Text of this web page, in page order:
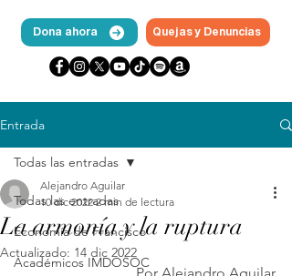
Dona ahora Quejas y Denuncias
Entrada
Todas las entradas
Economía de Francisco
Académicos IMDOSOC
Todas las entradas
La armonía y la ruptura
Alejandro Aguilar
10 dic 2022 2 min de lectura
Actualizado: 14 dic 2022